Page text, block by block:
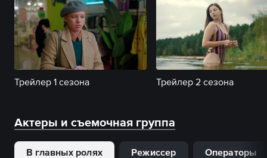
Трейлер 1 сезона Трейлер 2 сезона
Актеры и съемочная группа
В главных ролях Режиссер Операторы